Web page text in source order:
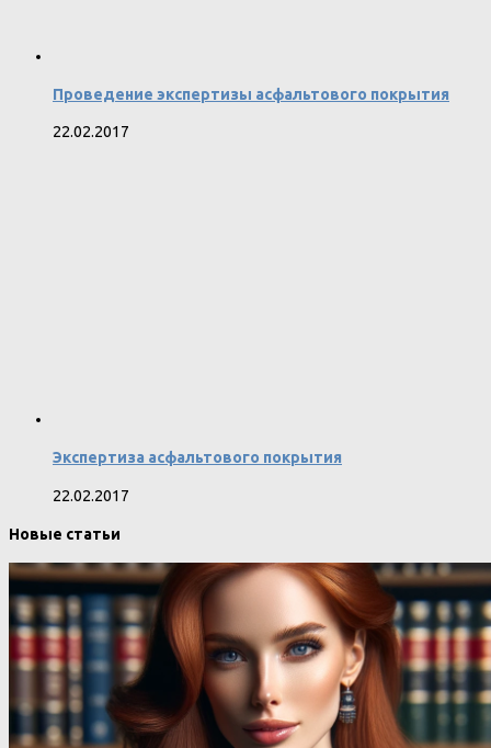
Проведение экспертизы асфальтового покрытия
22.02.2017
Экспертиза асфальтового покрытия
22.02.2017
Новые статьи